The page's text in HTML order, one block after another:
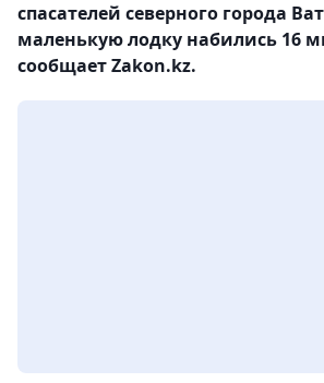
спасателей северного города
маленькую лодку набились 16
сообщает Zakon.kz.